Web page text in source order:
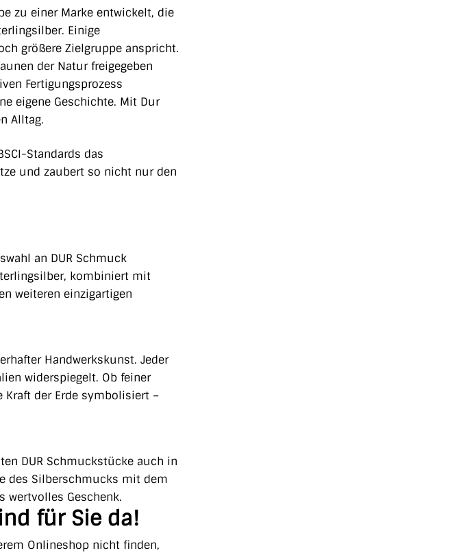
zu einer Marke entwickelt, die
Einige
größere Zielgruppe anspricht.
der Natur freigegeben
Fertigungsprozess
eigene Geschichte. Mit Dur
Alltag.
Standards das
und zaubert so nicht nur den
an DUR Schmuck
kombiniert mit
weiteren einzigartigen
Handwerkskunst. Jeder
widerspiegelt. Ob feiner
Kraft der Erde symbolisiert –
DUR Schmuckstücke auch in
des Silberschmucks mit dem
wertvolles Geschenk.
für Sie da!
Onlineshop nicht finden,